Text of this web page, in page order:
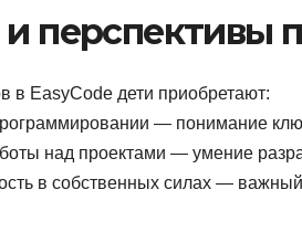
и перспективы
в EasyCode дети приобретают:
— понимание
над проектами — умение
в собственных силах —